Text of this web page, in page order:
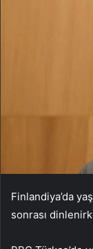
Finlandiya’da
sonrası